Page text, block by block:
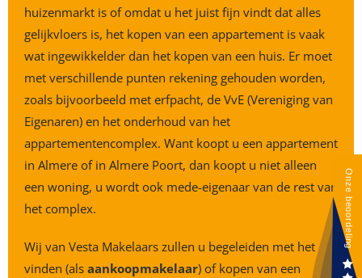
huizenmarkt is of omdat u het juist fijn vindt dat alles
gelijkvloers is, het kopen van een appartement is vaak
wat ingewikkelder dan het kopen van een huis. Er moet
met verschillende punten rekening gehouden worden,
zoals bijvoorbeeld met erfpacht, de VvE (Vereniging van
Eigenaren) en het onderhoud van het
appartementencomplex. Want koopt u een appartement
in Almere of in Almere Poort, dan koopt u niet alleen
een woning, u wordt ook mede-eigenaar van de rest van
het complex.
Wij van Vesta Makelaars zullen u begeleiden met het
vinden (als aankoopmakelaar) of kopen van een